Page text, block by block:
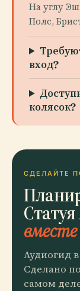
На углу
Полс,
вход?
колясок?
СДЕЛАЙТЕ
Аудиогид
Сделано
самом